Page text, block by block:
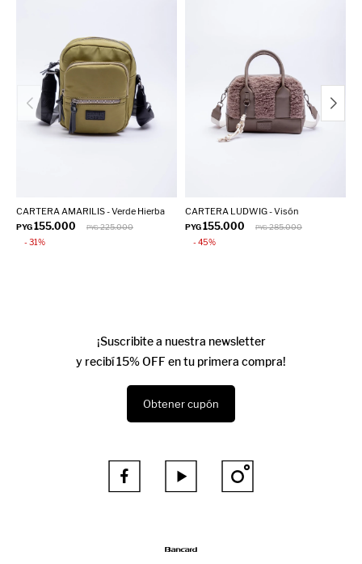
CARTERA AMARILIS - Verde Hierba
PYG155.000 PYG 225.000
31
CARTERA LUDWIG - Visón
PYG155.000 PYG 285.000
45
¡Suscribite a nuestra newsletter
y recibí 15% OFF en tu primera compra!
Obtener cupón
  